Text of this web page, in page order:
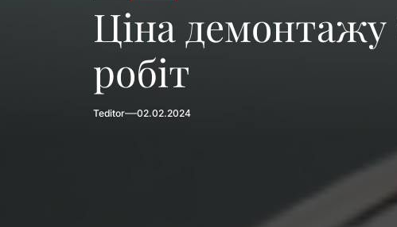
Чохли для iPad Air 13″
Ціна демонтажу
робіт
Teditor 02.02.2024